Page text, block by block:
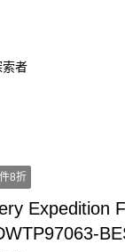
索者
8折
Expedition